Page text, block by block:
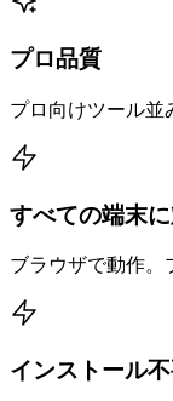
プロ品質
プロ向けツール並
すべての端末
ブラウザで動作。
インストール